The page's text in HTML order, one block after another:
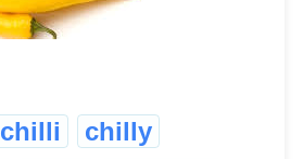
chilli chilly